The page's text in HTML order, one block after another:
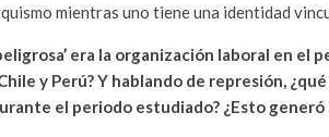
mientras uno tiene una identidad
era la organización laboral en
y Perú? Y hablando de represión,
el periodo estudiado? ¿Esto